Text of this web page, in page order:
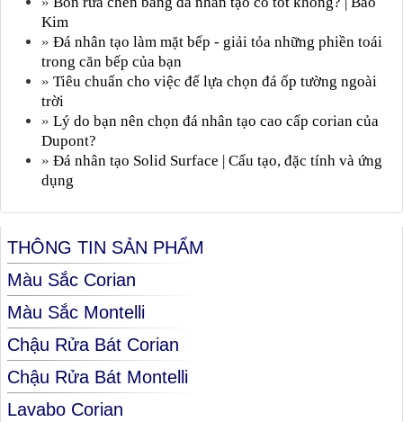
Kim
» Đá nhân tạo làm mặt bếp - giải tỏa những phiền toái
trong căn bếp của bạn
» Tiêu chuẩn cho việc để lựa chọn đá ốp tường ngoài
trời
» Lý do bạn nên chọn đá nhân tạo cao cấp corian của
Dupont?
» Đá nhân tạo Solid Surface | Cấu tạo, đặc tính và ứng
dụng
THÔNG TIN SẢN PHẨM
Màu Sắc Corian
Màu Sắc Montelli
Chậu Rửa Bát Corian
Chậu Rửa Bát Montelli
Lavabo Corian